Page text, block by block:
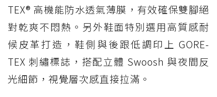
TEX® 高機能防水透氣薄膜，有效確保雙腳絕
對乾爽不悶熱。另外鞋面特別選用高質感耐
候皮革打造，鞋側與後跟低調印上 GORE-
TEX 刺繡標誌，搭配立體 Swoosh 與夜間反
光細節，視覺層次感直接拉滿。